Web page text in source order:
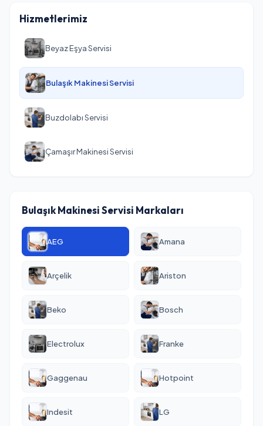
Hizmetlerimiz
Beyaz Eşya Servisi
Bulaşık Makinesi Servisi
Buzdolabı Servisi
Çamaşır Makinesi Servisi
Bulaşık Makinesi Servisi Markaları
AEG Amana
Arçelik Ariston
Beko Bosch
Electrolux Franke
Gaggenau Hotpoint
Indesit LG